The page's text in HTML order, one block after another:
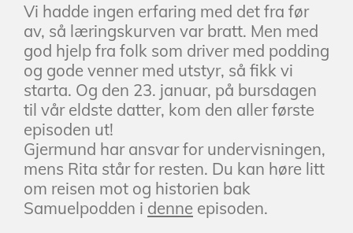
Vi hadde ingen erfaring med det fra før
av, så læringskurven var bratt. Men med
god hjelp fra folk som driver med podding
og gode venner med utstyr, så fikk vi
starta. Og den 23. januar, på bursdagen
til vår eldste datter, kom den aller første
episoden ut!
Gjermund har ansvar for undervisningen,
mens Rita står for resten. Du kan høre litt
om reisen mot og historien bak
Samuelpodden i denne episoden.